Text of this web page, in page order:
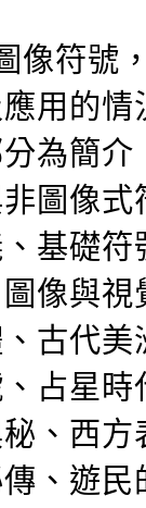
像符號
用的情
為簡介
圖像式
基礎符
像與視
古代美
占星時
、西方
、遊民